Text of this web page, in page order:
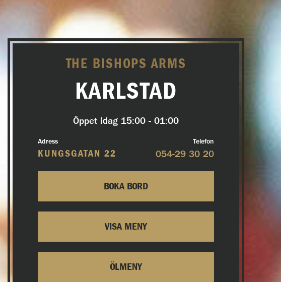
THE BISHOPS ARMS
KARLSTAD
Öppet idag 15:00 - 01:00
Adress
KUNGSGATAN 22
Telefon
054-29 30 20
BOKA BORD
VISA MENY
ÖLMENY